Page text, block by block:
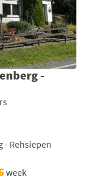
-
- Rehsiepen
week